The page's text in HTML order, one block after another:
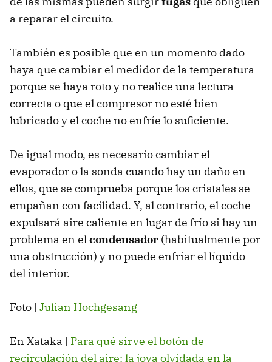
a reparar el circuito.
También es posible que en un momento dado
haya que cambiar el medidor de la temperatura
porque se haya roto y no realice una lectura
correcta o que el compresor no esté bien
lubricado y el coche no enfríe lo suficiente.
De igual modo, es necesario cambiar el
evaporador o la sonda cuando hay un daño en
ellos, que se comprueba porque los cristales se
empañan con facilidad. Y, al contrario, el coche
expulsará aire caliente en lugar de frío si hay un
problema en elcondensador (habitualmente por
una obstrucción) y no puede enfriar el líquido
del interior.
Foto | Julian Hochgesang
En Xataka | Para qué sirve el botón de
recirculación del aire: la joya olvidada en la